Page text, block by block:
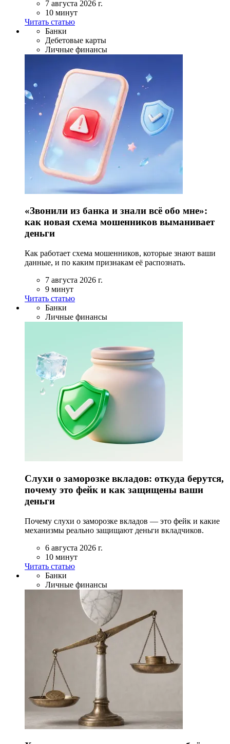
7 августа 2026 г.
10 минут
Читать статью
Банки
Дебетовые карты
Личные финансы
«Звонили из банка и знали всё обо мне»:
как новая схема мошенников выманивает
деньги
Как работает схема мошенников, которые знают ваши
данные, и по каким признакам её распознать.
7 августа 2026 г.
9 минут
Читать статью
Банки
Личные финансы
Слухи о заморозке вкладов: откуда берутся,
почему это фейк и как защищены ваши
деньги
Почему слухи о заморозке вкладов — это фейк и какие
механизмы реально защищают деньги вкладчиков.
6 августа 2026 г.
10 минут
Читать статью
Банки
Личные финансы